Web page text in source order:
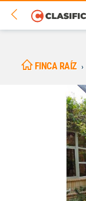
FINCA RAÍZ